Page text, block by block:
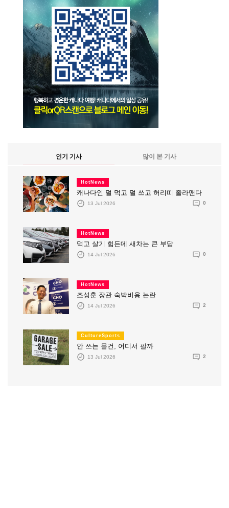
인기 기사 많이 본 기사
HotNews
캐나다인 덜 먹고 덜 쓰고 허리띠 졸라맨다
13 Jul 2026 0
HotNews
먹고 살기 힘든데 새차는 큰 부담
14 Jul 2026 0
HotNews
조성훈 장관 숙박비용 논란
14 Jul 2026 2
CultureSports
안 쓰는 물건, 어디서 팔까
13 Jul 2026 2